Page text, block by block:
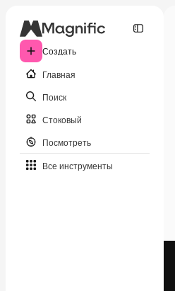
Создать
Главная
Поиск
Стоковый
Посмотреть
Все инструменты